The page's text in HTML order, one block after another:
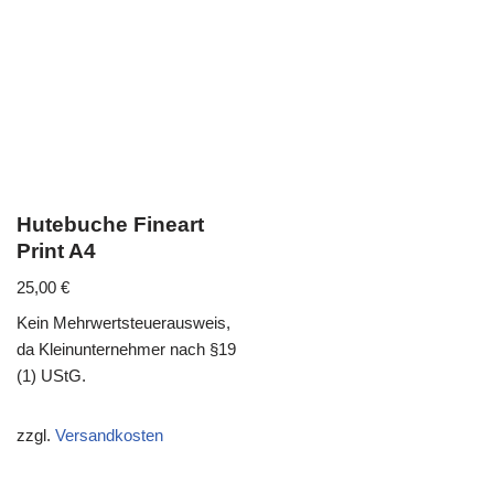
Hutebuche Fineart
Print A4
25,00 €
Kein Mehrwertsteuerausweis,
da Kleinunternehmer nach §19
(1) UStG.
zzgl. Versandkosten